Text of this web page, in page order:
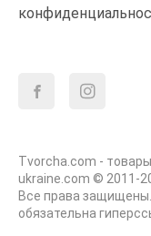
Tvorcha.com -
ukraine.com © 2011-
Все права
обязательна